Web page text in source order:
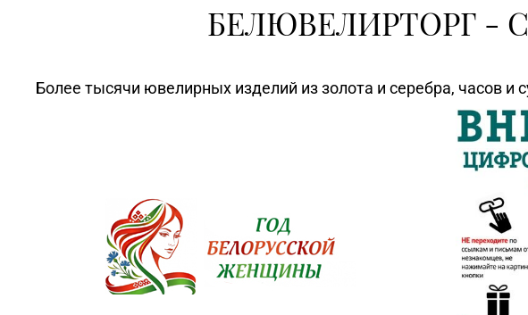
БЕЛЮВЕЛИРТОРГ -
Более тысячи ювелирных изделий из золота и серебра, часов